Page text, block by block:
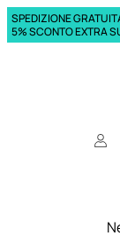
SPEDIZIONE
5% SCONTO EXTRA